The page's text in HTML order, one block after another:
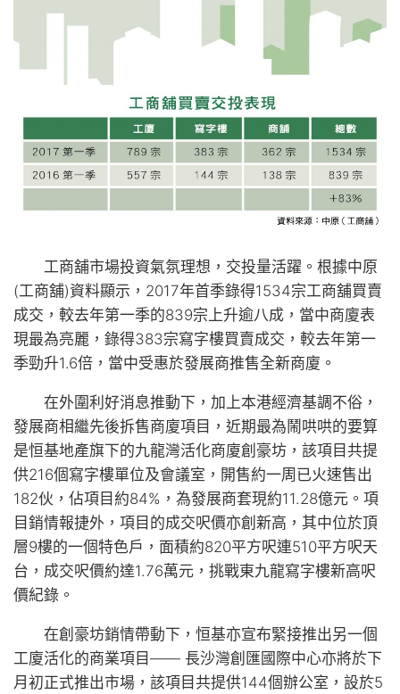
工商舖市場投資氣氛理想，交投量活躍。根據中原
(工商舖)資料顯示，2017年首季錄得1534宗工商舖買賣
成交，較去年第一季的839宗上升逾八成，當中商廈表
現最為亮麗，錄得383宗寫字樓買賣成交，較去年第一
季勁升1.6倍，當中受惠於發展商推售全新商廈。
在外圍利好消息推動下，加上本港經濟基調不俗，
發展商相繼先後拆售商廈項目，近期最為鬧哄哄的要算
是恒基地產旗下的九龍灣活化商廈創豪坊，該項目共提
供216個寫字樓單位及會議室，開售約一周已火速售出
182伙，佔項目約84%，為發展商套現約11.28億元。項
目銷情報捷外，項目的成交呎價亦創新高，其中位於頂
層9樓的一個特色戶，面積約820平方呎連510平方呎天
台，成交呎價約達1.76萬元，挑戰東九龍寫字樓新高呎
價紀錄。
在創豪坊銷情帶動下，恒基亦宣布緊接推出另一個
工廈活化的商業項目―― 長沙灣創匯國際中心亦將於下
月初正式推出市場，該項目共提供144個辦公室，設於5